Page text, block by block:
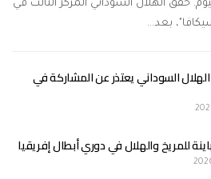
حقق الهلال السوداني المركز الثالث في
بعد…
السوداني يعتذر عن المشاركة في
للمريخ والهلال في دوري أبطال إفريقيا